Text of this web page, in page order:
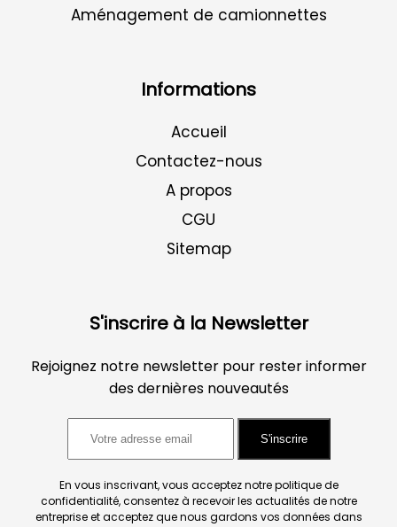
Aménagement de camionnettes
Informations
Accueil
Contactez-nous
A propos
CGU
Sitemap
S'inscrire à la Newsletter
Rejoignez notre newsletter pour rester informer
des dernières nouveautés
S'inscrire
En vous inscrivant, vous acceptez notre politique de
confidentialité, consentez à recevoir les actualités de notre
entreprise et acceptez que nous gardons vos données dans